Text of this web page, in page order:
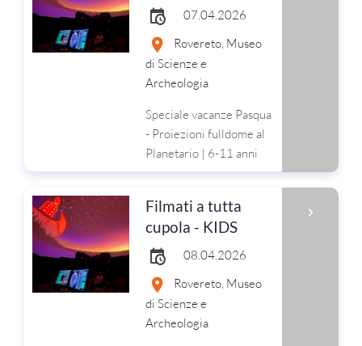
07.04.2026
Rovereto, Museo
di Scienze e
Archeologia
Speciale vacanze Pasqua
- Proiezioni fulldome al
Planetario | 6-11 anni
Filmati a tutta
cupola - KIDS
08.04.2026
Rovereto, Museo
di Scienze e
Archeologia